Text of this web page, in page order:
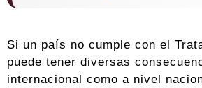
Si un país no cumple con el
puede tener diversas
internacional como a nivel